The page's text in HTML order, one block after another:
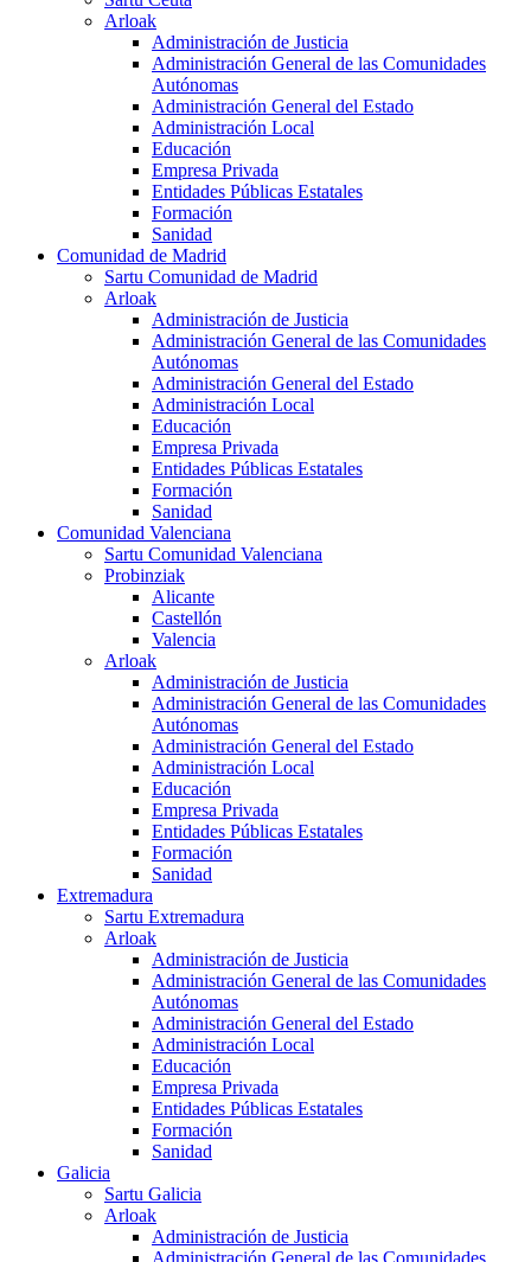
Arloak
Administración de Justicia
Administración General de las Comunidades
Autónomas
Administración General del Estado
Administración Local
Educación
Empresa Privada
Entidades Públicas Estatales
Formación
Sanidad
Comunidad de Madrid
Sartu Comunidad de Madrid
Arloak
Administración de Justicia
Administración General de las Comunidades
Autónomas
Administración General del Estado
Administración Local
Educación
Empresa Privada
Entidades Públicas Estatales
Formación
Sanidad
Comunidad Valenciana
Sartu Comunidad Valenciana
Probinziak
Alicante
Castellón
Valencia
Arloak
Administración de Justicia
Administración General de las Comunidades
Autónomas
Administración General del Estado
Administración Local
Educación
Empresa Privada
Entidades Públicas Estatales
Formación
Sanidad
Extremadura
Sartu Extremadura
Arloak
Administración de Justicia
Administración General de las Comunidades
Autónomas
Administración General del Estado
Administración Local
Educación
Empresa Privada
Entidades Públicas Estatales
Formación
Sanidad
Galicia
Sartu Galicia
Arloak
Administración de Justicia